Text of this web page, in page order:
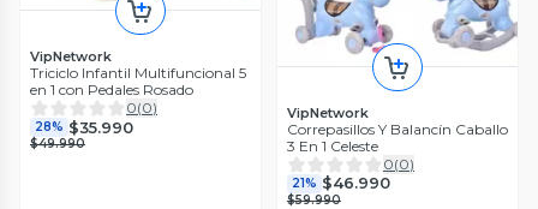
VipNetwork
Triciclo Infantil Multifuncional 5
en 1 con Pedales Rosado
0(0)
28% $35.990
$49.990
VipNetwork
Correpasillos Y Balancín Caballo
3 En 1 Celeste
0(0)
21% $46.990
$59.990